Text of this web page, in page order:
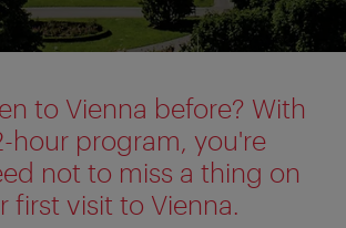
to Vienna before? With
hour program, you're
not to miss a thing on
first visit to Vienna.